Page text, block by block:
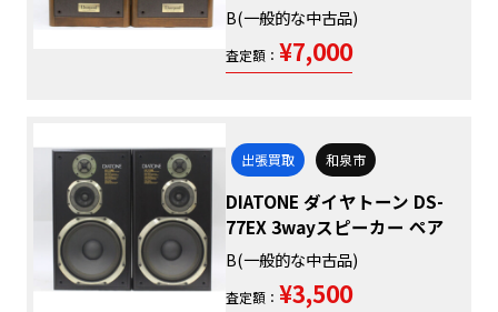
B(一般的な中古品)
査定額： ¥7,000
出張買取 和泉市
DIATONE ダイヤトーン DS-
77EX 3wayスピーカー ペア
B(一般的な中古品)
査定額： ¥3,500